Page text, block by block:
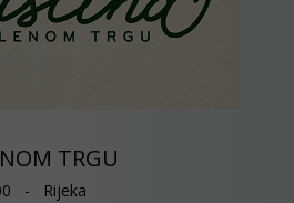
TRGU
- Rijeka